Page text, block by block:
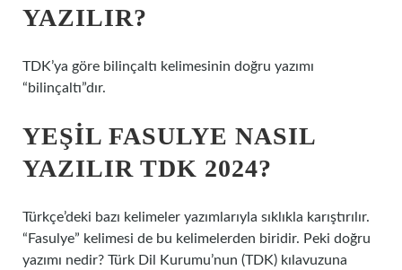
YAZILIR?
TDK’ya göre bilinçaltı kelimesinin doğru yazımı
“bilinçaltı”dır.
YEŞIL FASULYE NASIL
YAZILIR TDK 2024?
Türkçe’deki bazı kelimeler yazımlarıyla sıklıkla karıştırılır.
“Fasulye” kelimesi de bu kelimelerden biridir. Peki doğru
yazımı nedir? Türk Dil Kurumu’nun (TDK) kılavuzuna